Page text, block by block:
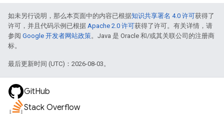
如未另行说明，那么本页面中的内容已根据知识共享署名 4.0 许可获得了
许可，并且代码示例已根据 Apache 2.0 许可获得了许可。有关详情，请
参阅 Google 开发者网站政策。Java 是 Oracle 和/或其关联公司的注册商
标。
最后更新时间 (UTC)：2026-08-03。
GitHub
Stack Overflow